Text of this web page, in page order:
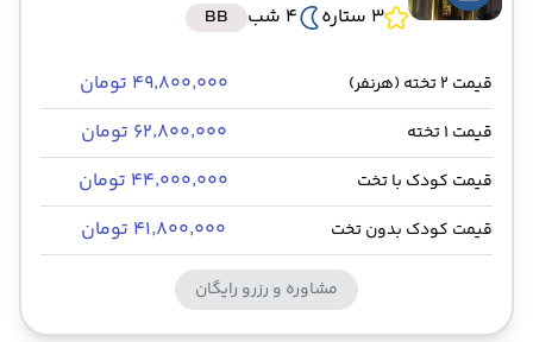
3 ستاره
4 شب BB
قیمت 2 تخته (هرنفر) ۴۹٬۸۰۰٬۰۰۰ تومان
قیمت 1 تخته ۶۲٬۸۰۰٬۰۰۰ تومان
قیمت کودک با تخت ۴۴٬۰۰۰٬۰۰۰ تومان
قیمت کودک بدون تخت ۴۱٬۸۰۰٬۰۰۰ تومان
مشاوره و رزرو رایگان